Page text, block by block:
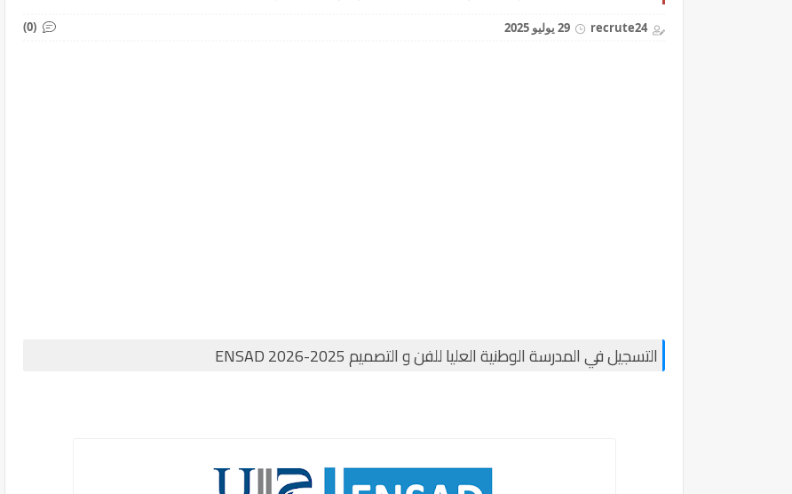
recrute24 29 يوليو 2025 (0)
التسجيل في المدرسة الوطنية العليا للفن و التصميم 2025-2026 ENSAD